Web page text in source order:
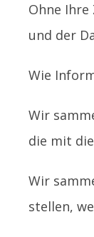
Ohne
und der
Wie
Wir
die mit
Wir
stellen,